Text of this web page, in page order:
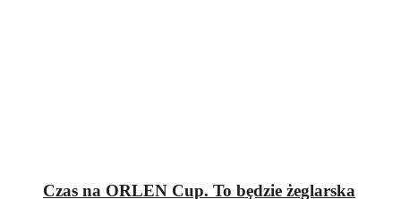
Czas na ORLEN Cup. To będzie żeglarska